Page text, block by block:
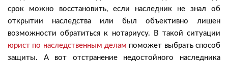
срок можно восстановить, если наследник не знал об
открытии наследства или был объективно лишен
возможности обратиться к нотариусу. В такой ситуации
юрист по наследственным делам поможет выбрать способ
защиты. А вот отстранение недостойного наследника